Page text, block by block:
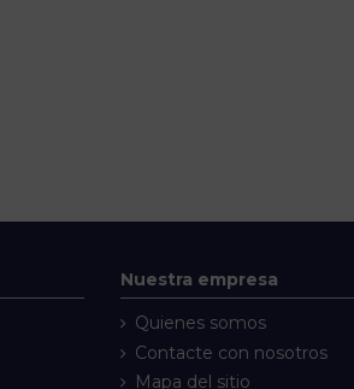
Nuestra empresa
Quienes somos
Contacte con nosotros
Mapa del sitio